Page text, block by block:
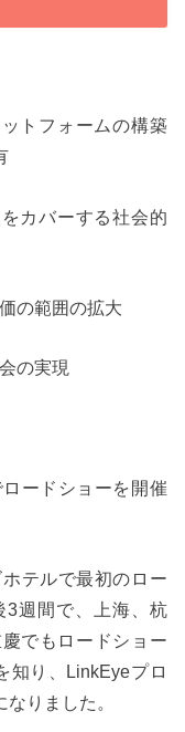
ットフォームの構築
をカバーする社会的
の範囲の拡大
の実現
ードショーを開催
テルで最初のロー
3週間で、上海、杭
でもロードショー
知り、LinkEyeプロ
りました。